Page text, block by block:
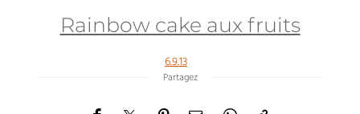
Rainbow cake aux fruits
6.9.13
Partagez